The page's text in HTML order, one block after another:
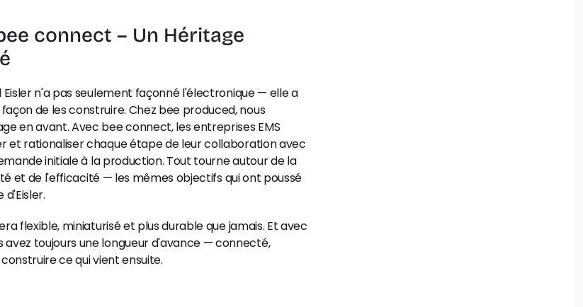
connect – Un Héritage
Eisler n'a pas seulement façonné l'électronique — elle a
de les construire. Chez bee produced, nous
en avant. Avec bee connect, les entreprises EMS
et rationaliser chaque étape de leur collaboration avec
initiale à la production. Tout tourne autour de la
et de l'efficacité — les mêmes objectifs qui ont poussé
flexible, miniaturisé et plus durable que jamais. Et avec
avez toujours une longueur d'avance — connecté,
ce qui vient ensuite.